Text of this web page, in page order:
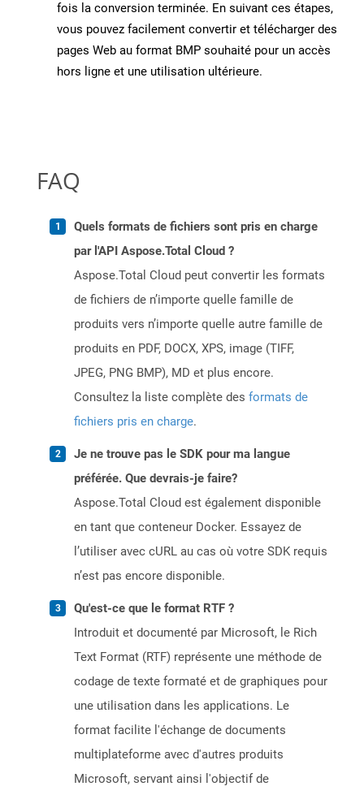
fois la conversion terminée. En suivant ces étapes,
vous pouvez facilement convertir et télécharger des
pages Web au format BMP souhaité pour un accès
hors ligne et une utilisation ultérieure.
FAQ
Quels formats de fichiers sont pris en charge
par l'API Aspose.Total Cloud ?
Aspose.Total Cloud peut convertir les formats
de fichiers de n’importe quelle famille de
produits vers n’importe quelle autre famille de
produits en PDF, DOCX, XPS, image (TIFF,
JPEG, PNG BMP), MD et plus encore.
Consultez la liste complète des formats de
fichiers pris en charge.
Je ne trouve pas le SDK pour ma langue
préférée. Que devrais-je faire?
Aspose.Total Cloud est également disponible
en tant que conteneur Docker. Essayez de
l’utiliser avec cURL au cas où votre SDK requis
n’est pas encore disponible.
Qu'est-ce que le format RTF ?
Introduit et documenté par Microsoft, le Rich
Text Format (RTF) représente une méthode de
codage de texte formaté et de graphiques pour
une utilisation dans les applications. Le
format facilite l'échange de documents
multiplateforme avec d'autres produits
Microsoft, servant ainsi l'objectif de